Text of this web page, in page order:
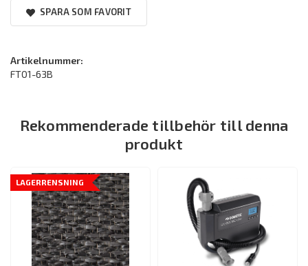
SPARA SOM FAVORIT
Artikelnummer:
FT01-63B
Rekommenderade tillbehör till denna
produkt
LAGERRENSNING